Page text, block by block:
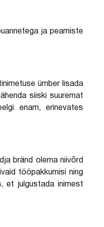
ja peamiste
ümber lisada
siiski suuremat
enam, erinevates
bränd olema niivõrd
tööpakkumisi ning
et julgustada inimest